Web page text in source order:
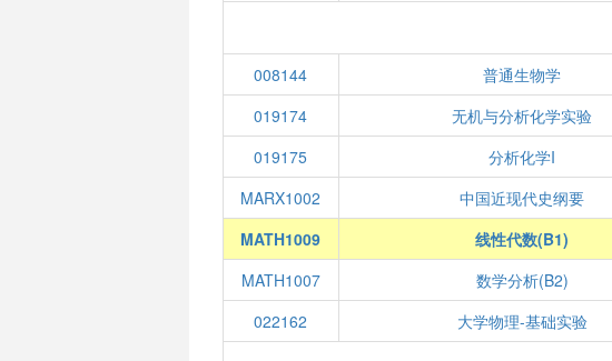
008144 普通生物学
019174
无机与分析化学实验
019175
分析化学I
MARX1002
中国近现代史纲要
MATH1009
线性代数(B1)
MATH1007
数学分析(B2)
022162
大学物理-基础实验